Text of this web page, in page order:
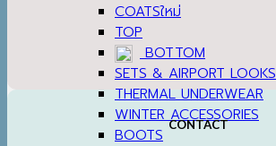
COATS
TOP
BOTTOM
SETS & AIRPORT LOOKS
THERMAL UNDERWEAR
WINTER ACCESSORIES
BOOTS CONTACT